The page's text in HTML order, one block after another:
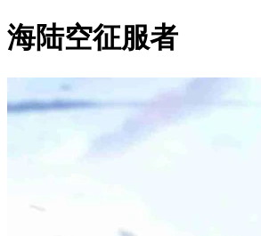
海陆空征服者